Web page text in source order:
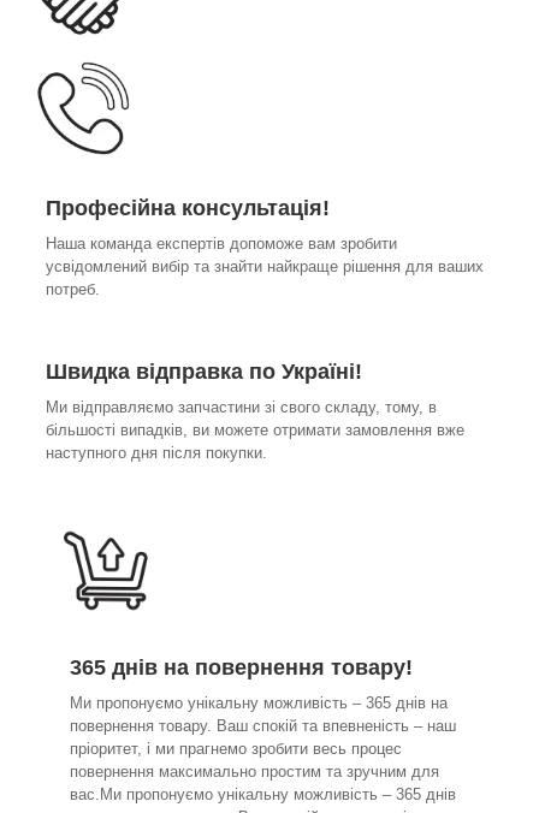
Професійна консультація!
Наша команда експертів допоможе вам зробити
усвідомлений вибір та знайти найкраще рішення для ваших
потреб.
Швидка відправка по Україні!
Ми відправляємо запчастини зі свого складу, тому, в
більшості випадків, ви можете отримати замовлення вже
наступного дня після покупки.
365 днів на повернення товару!
Ми пропонуємо унікальну можливість – 365 днів на
повернення товару. Ваш спокій та впевненість – наш
пріоритет, і ми прагнемо зробити весь процес
повернення максимально простим та зручним для
вас.Ми пропонуємо унікальну можливість – 365 днів